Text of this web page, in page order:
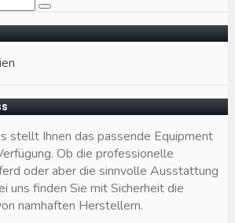
stellt Ihnen das passende Equipment
Ob die professionelle
oder aber die sinnvolle Ausstattung
uns finden Sie mit Sicherheit die
namhaften Herstellern.